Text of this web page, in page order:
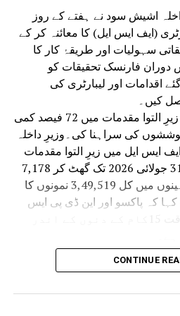
اشیش سود نے ہفتے کے روز
(ایف ایس ایل) کا معائنہ کر کے
سہولیات اور طریقۂ کار کا
دوران فارنسک تحقیقات کو
اقدامات اور لیبارٹری کی
کیں۔
انہوں نے ایف ایس ایل میں زیرِ التوا مقدمات میں 72 فیصد کمی
کی سراہنا کی۔وزیرِ داخلہ
کہ جون 2025 میں ایف ایس ایل میں زیرِ التوا مقدمات
کی تعداد 27,585 تھی، جو 31 جولائی 2026 تک گھٹ کر 7,178
رہ گئی ہے۔ گزشتہ 12 مہینوں میں کل 3,49,519 نمونوں کا
کہا کہ پاکسو اور این ڈی پی ایس
نومبر 2025 سے لیبارٹری میں ہر مہینے 3,000 سے زائد
حاصل کی جا رہی ہے۔
CONTINUE